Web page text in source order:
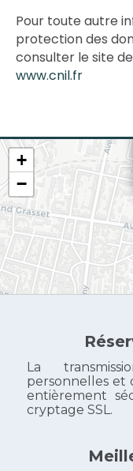
Pour toute autre
protection des
consulter le site de
www.cnil.fr
+
−
La
personnelles et
entièrement
cryptage SSL.